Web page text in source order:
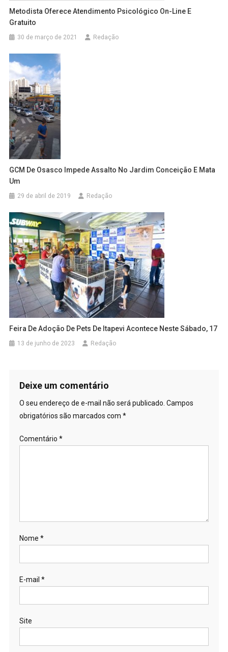
Metodista Oferece Atendimento Psicológico On-Line E
Gratuito
30 de março de 2021 Redação
GCM De Osasco Impede Assalto No Jardim Conceição E Mata
Um
29 de abril de 2019 Redação
Feira De Adoção De Pets De Itapevi Acontece Neste Sábado, 17
13 de junho de 2023 Redação
Deixe um comentário
O seu endereço de e-mail não será publicado. Campos
obrigatórios são marcados com *
Comentário *
Nome *
E-mail *
Site